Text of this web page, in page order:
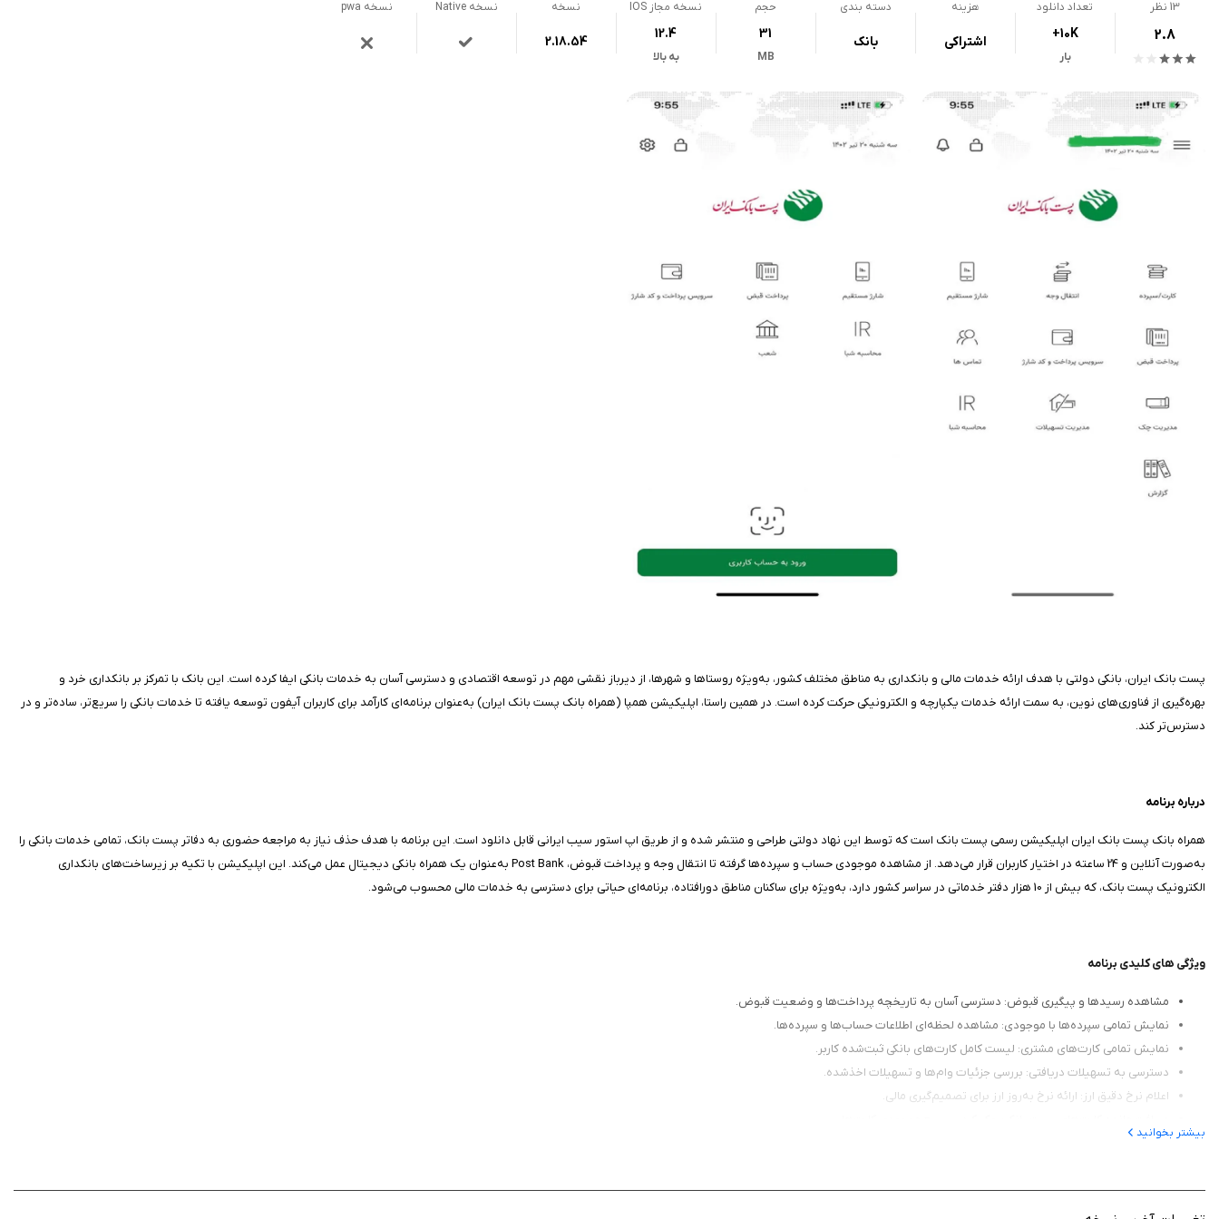
13 نظر
2.8
تعداد دانلود
+10K
بار
هزینه
اشتراکی
دسته بندی
بانک
حجم
31
MB
نسخه مجاز IOS
12.4
به بالا
نسخه
2.18.54
نسخه Native نسخه pwa
پست بانک ایران، بانکی دولتی با هدف ارائه خدمات مالی و بانکداری به مناطق مختلف کشور، به‌ویژه روستاها و شهرها، از دیرباز نقشی مهم در توسعه اقتصادی و دسترسی آسان به خدمات بانکی ایفا کرده است. این بانک با تمرکز بر بانکداری خرد و
بهره‌گیری از فناوری‌های نوین، به سمت ارائه خدمات یکپارچه و الکترونیکی حرکت کرده است. در همین راستا، اپلیکیشن همپا (همراه بانک پست بانک ایران) به‌عنوان برنامه‌ای کارآمد برای کاربران آیفون توسعه یافته تا خدمات بانکی را سریع‌تر، ساده‌تر و در
دسترس‌تر کند.
درباره برنامه
همراه بانک پست بانک ایران اپلیکیشن رسمی پست بانک است که توسط این نهاد دولتی طراحی و منتشر شده و از طریق اپ استور سیب ایرانی قابل دانلود است. این برنامه با هدف حذف نیاز به مراجعه حضوری به دفاتر پست بانک، تمامی خدمات بانکی را
به‌صورت آنلاین و 24 ساعته در اختیار کاربران قرار می‌دهد. از مشاهده موجودی حساب و سپرده‌ها گرفته تا انتقال وجه و پرداخت قبوض، Post Bank به‌عنوان یک همراه بانکی دیجیتال عمل می‌کند. این اپلیکیشن با تکیه بر زیرساخت‌های بانکداری
الکترونیک پست بانک، که بیش از 10 هزار دفتر خدماتی در سراسر کشور دارد، به‌ویژه برای ساکنان مناطق دورافتاده، برنامه‌ای حیاتی برای دسترسی به خدمات مالی محسوب می‌شود.
ویژگی‌ های کلیدی برنامه
مشاهده رسیدها و پیگیری قبوض: دسترسی آسان به تاریخچه پرداخت‌ها و وضعیت قبوض.
نمایش تمامی سپرده‌ها با موجودی: مشاهده لحظه‌ای اطلاعات حساب‌ها و سپرده‌ها.
نمایش تمامی کارت‌های مشتری: لیست کامل کارت‌های بانکی ثبت‌شده کاربر.
دسترسی به تسهیلات دریافتی: بررسی جزئیات وام‌ها و تسهیلات اخذشده.
اعلام نرخ دقیق ارز: ارائه نرخ به‌روز ارز برای تصمیم‌گیری مالی.
جست‌وجوی شعب: یافتن نزدیک‌ترین شعبه با قابلیت مکان‌یابی.
ذخیره شماره کارت‌ها و شبا: ثبت اطلاعات برای سهولت در انتقال وجه.
انتقال وجه به حساب خود و دیگران: امکان جابه‌جایی پول درون‌بانکی و برون‌بانکی.
بیشتر بخوانید